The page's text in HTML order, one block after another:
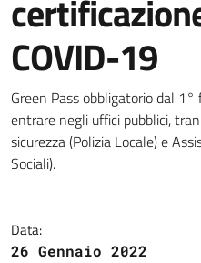
COVID-19
Dettagli della
Green Pass obbligatorio dal
entrare negli uffici pubblici,
sicurezza (Polizia Locale) e
Sociali).
Data:
26 Gennaio 2022